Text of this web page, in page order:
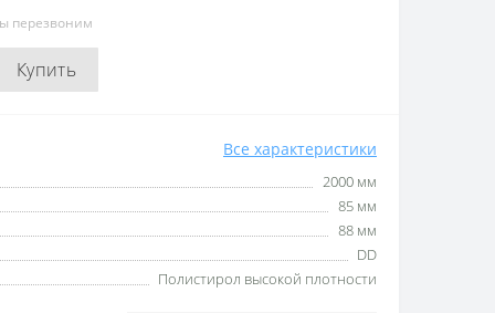
перезвоним
Купить
Все характеристики
2000 мм
85 мм
88 мм
DD
Полистирол высокой плотности